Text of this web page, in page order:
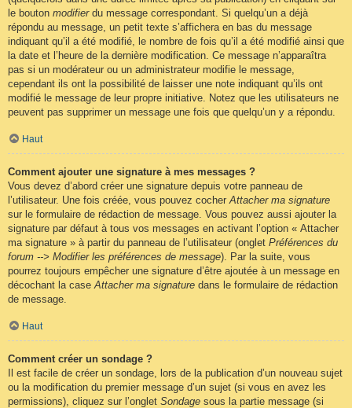
le bouton modifierdu message correspondant. Si quelqu’un a déjà
répondu au message, un petit texte s’affichera en bas du message
indiquant qu’il a été modifié, le nombre de fois qu’il a été modifié ainsi que
la date et l’heure de la dernière modification. Ce message n’apparaîtra
pas si un modérateur ou un administrateur modifie le message,
cependant ils ont la possibilité de laisser une note indiquant qu’ils ont
modifié le message de leur propre initiative. Notez que les utilisateurs ne
peuvent pas supprimer un message une fois que quelqu’un y a répondu.
Haut
Comment ajouter une signature à mes messages ?
Vous devez d’abord créer une signature depuis votre panneau de
l’utilisateur. Une fois créée, vous pouvez cocherAttacher ma signature
sur le formulaire de rédaction de message. Vous pouvez aussi ajouter la
signature par défaut à tous vos messages en activant l’option « Attacher
ma signature » à partir du panneau de l’utilisateur (onglet Préférences du
forum --> Modifier les préférences de message). Par la suite, vous
pourrez toujours empêcher une signature d’être ajoutée à un message en
décochant la caseAttacher ma signature dans le formulaire de rédaction
de message.
Haut
Comment créer un sondage ?
Il est facile de créer un sondage, lors de la publication d’un nouveau sujet
ou la modification du premier message d’un sujet (si vous en avez les
permissions), cliquez sur l’onglet Sondage sous la partie message (si